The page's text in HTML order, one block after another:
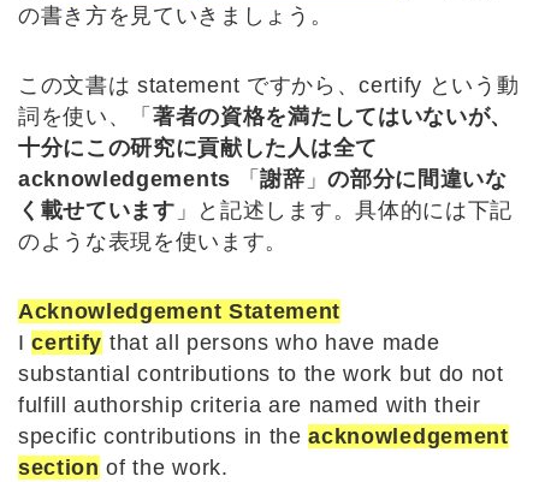
の書き方を見ていきましょう。
この文書は statement ですから、certify という動
詞を使い、「著者の資格を満たしてはいないが、
十分にこの研究に貢献した人は全て
acknowledgements 「謝辞 」の部分に間違いな
く載せています 」と記述します。具体的には下記
のような表現を使います。
Acknowledgement Statement
Icertify that all persons who have made
substantial contributions to the work but do not
fulfill authorship criteria are named with their
specific contributions in theacknowledgement
section of the work.